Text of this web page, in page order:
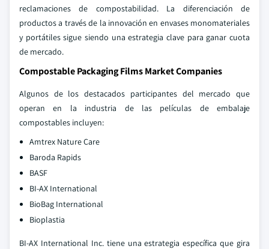
reclamaciones de compostabilidad. La diferenciación de
productos a través de la innovación en envases monomateriales
y portátiles sigue siendo una estrategia clave para ganar cuota
de mercado.
Compostable Packaging Films Market Companies
Algunos de los destacados participantes del mercado que
operan en la industria de las películas de embalaje
compostables incluyen:
Amtrex Nature Care
Baroda Rapids
BASF
BI-AX International
BioBag International
Bioplastia
BI-AX International Inc. tiene una estrategia específica que gira